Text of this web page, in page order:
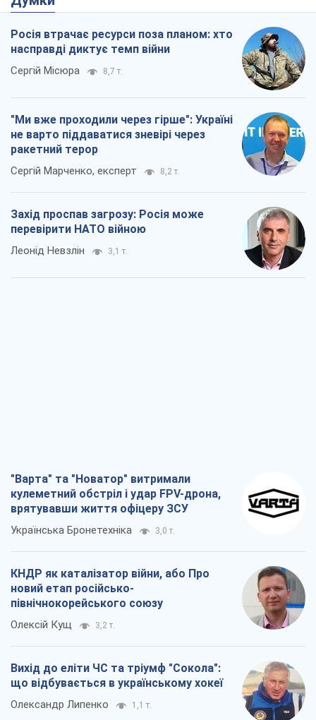
Росія втрачає ресурси поза планом: хто
насправді диктує темп війни
Сергій Місюра 8,7 т.
"Ми вже проходили через гірше": Україні
не варто піддаватися зневірі через
ракетний терор
Сергій Марченко, експерт 8,2 т.
Захід проспав загрозу: Росія може
перевірити НАТО війною
Леонід Невзлін 3,1 т.
"Варта" та "Новатор" витримали
кулеметний обстріл і удар FPV-дрона,
врятувавши життя офіцеру ЗСУ
Українська Бронетехніка 3,0 т.
КНДР як каталізатор війни, або Про
новий етап російсько-
північнокорейського союзу
Олексій Кущ 3,2 т.
Вихід до еліти ЧС та тріумф "Сокола":
що відбувається в українському хокеї
Олександр Липенко 1,1 т.